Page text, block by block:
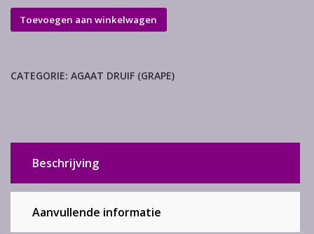
Druifagaat
aantal
Toevoegen aan winkelwagen
CATEGORIE: AGAAT DRUIF (GRAPE)
Beschrijving
Aanvullende informatie